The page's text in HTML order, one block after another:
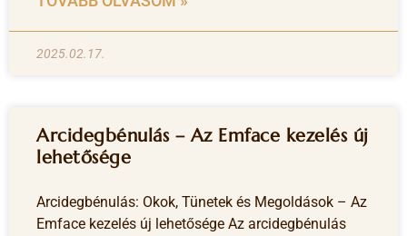
2025.02.17.
Arcidegbénulás – Az Emface kezelés új
lehetősége
Arcidegbénulás: Okok, Tünetek és Megoldások – Az
Emface kezelés új lehetősége Az arcidegbénulás